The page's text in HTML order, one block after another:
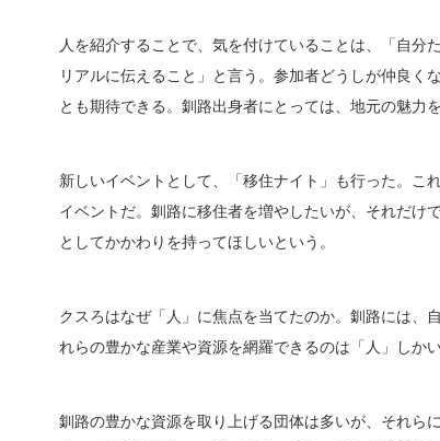
人を紹介することで、気を付けていることは、「自分
リアルに伝えること」と言う。参加者どうしが仲良く
とも期待できる。釧路出身者にとっては、地元の魅力
新しいイベントとして、「移住ナイト」も行った。こ
イベントだ。釧路に移住者を増やしたいが、それだけ
としてかかわりを持ってほしいという。
クスろはなぜ「人」に焦点を当てたのか。釧路には、
れらの豊かな産業や資源を網羅できるのは「人」しか
釧路の豊かな資源を取り上げる団体は多いが、それら